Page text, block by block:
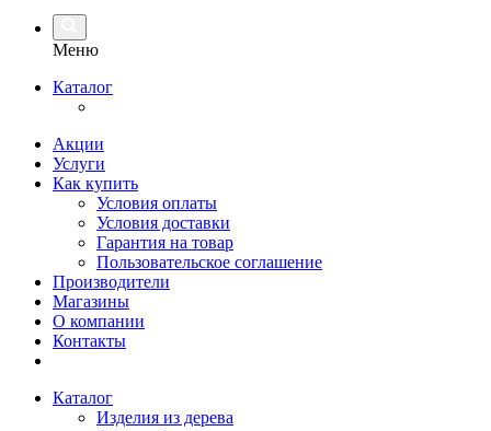
Меню
Каталог
Акции
Услуги
Как купить
Условия оплаты
Условия доставки
Гарантия на товар
Пользовательское соглашение
Производители
Магазины
О компании
Контакты
Каталог
Изделия из дерева